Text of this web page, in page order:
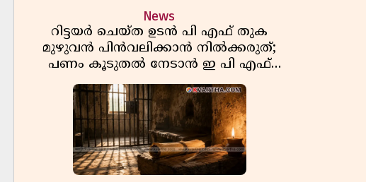
News
റിട്ടയർ ചെയ്ത ഉടൻ പി എഫ് തുക
മുഴുവൻ പിൻവലിക്കാൻ നിൽക്കരുത്;
പണം കൂടുതൽ നേടാൻ ഇ പി എഫ്
ഒയുടെ നിയമം അറിയാം